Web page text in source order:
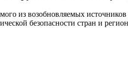
из возобновляемых
безопасности стран и